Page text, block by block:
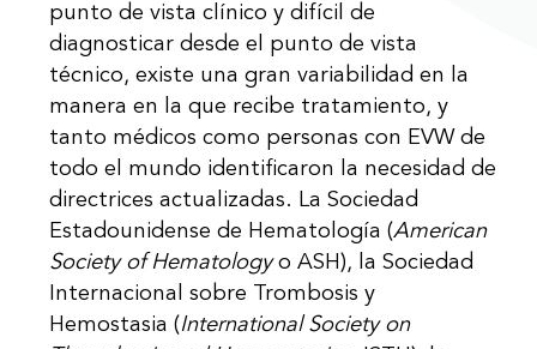
punto de vista clínico y difícil de
diagnosticar desde el punto de vista
técnico, existe una gran variabilidad en la
manera en la que recibe tratamiento, y
tanto médicos como personas con EVW de
todo el mundo identificaron la necesidad de
directrices actualizadas. La Sociedad
Estadounidense de Hematología (American
Society of Hematologyo ASH), la Sociedad
Internacional sobre Trombosis y
Hemostasia (International Society on